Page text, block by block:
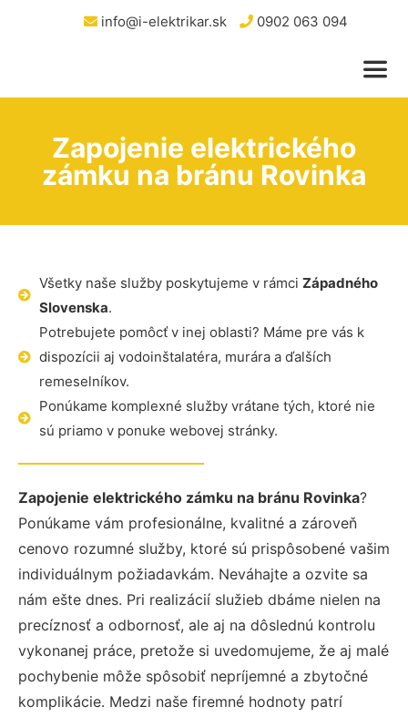
info@i-elektrikar.sk 0902 063 094
Zapojenie elektrického
zámku na bránu Rovinka
Všetky naše služby poskytujeme v rámci Západného
Slovenska.
Potrebujete pomôcť v inej oblasti? Máme pre vás k
dispozícii aj vodoinštalatéra, murára a ďalších
remeselníkov.
Ponúkame komplexné služby vrátane tých, ktoré nie
sú priamo v ponuke webovej stránky.
Zapojenie elektrického zámku na bránu Rovinka?
Ponúkame vám profesionálne, kvalitné a zároveň
cenovo rozumné služby, ktoré sú prispôsobené vašim
individuálnym požiadavkám. Neváhajte a ozvite sa
nám ešte dnes. Pri realizácií služieb dbáme nielen na
precíznosť a odbornosť, ale aj na dôslednú kontrolu
vykonanej práce, pretože si uvedomujeme, že aj malé
pochybenie môže spôsobiť nepríjemné a zbytočné
komplikácie. Medzi naše firemné hodnoty patrí